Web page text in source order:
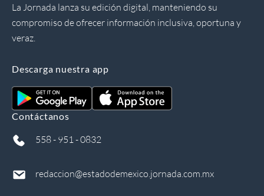
La Jornada lanza su edición digital, manteniendo su
compromiso de ofrecer información inclusiva, oportuna y
veraz.
Descarga nuestra app
Contáctanos
558 - 951 - 0832
redaccion@estadodemexico.jornada.com.mx